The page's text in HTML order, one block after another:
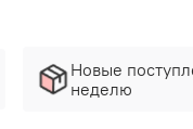
Новые
неделю